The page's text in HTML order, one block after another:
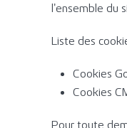
l’ensemble du
Liste des
Cookies
Cookies
Pour toute